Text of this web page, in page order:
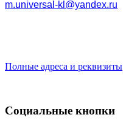
m.universal-kl@yandex.ru
Полные адреса и реквизиты
Социальные кнопки